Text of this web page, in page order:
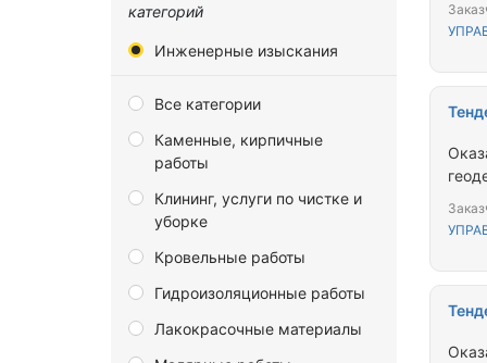
Донецкая Народная
Еврейская автономная
Забайкальский край
Запорожская область
Ивановская область
Иркутская область
категорий
Инженерные изыскания
Все категории
Каменные, кирпичные
работы
Клининг, услуги по чистке и
уборке
Кровельные работы
Гидроизоляционные работы
Лакокрасочные материалы